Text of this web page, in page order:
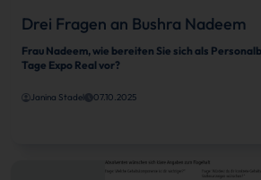
Drei Fragen an Bushra Nadeem
Frau Nadeem, wie bereiten Sie sich als
Tage Expo Real vor?
Janina Stadel 07.10.2025